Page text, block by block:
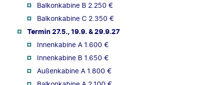
Balkonkabine B 2.250 €
Balkonkabine C 2.350 €
Termin 27.5., 19.9. & 29.9.27
Innenkabine A 1.600 €
Innenkabine B 1.650 €
Außenkabine A 1.800 €